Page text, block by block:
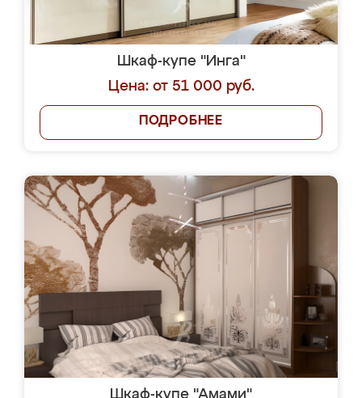
Шкаф-купе "Инга"
Цена: от 51 000 руб.
ПОДРОБНЕЕ
Шкаф-купе "Амами"